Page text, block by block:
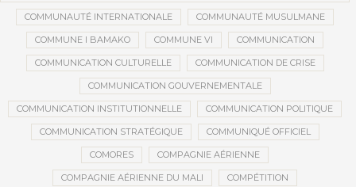
COMMUNAUTÉ INTERNATIONALE COMMUNAUTÉ MUSULMANE
COMMUNE I BAMAKO COMMUNE VI COMMUNICATION
COMMUNICATION CULTURELLE COMMUNICATION DE CRISE
COMMUNICATION GOUVERNEMENTALE
COMMUNICATION INSTITUTIONNELLE COMMUNICATION POLITIQUE
COMMUNICATION STRATÉGIQUE COMMUNIQUÉ OFFICIEL
COMORES COMPAGNIE AÉRIENNE
COMPAGNIE AÉRIENNE DU MALI COMPÉTITION